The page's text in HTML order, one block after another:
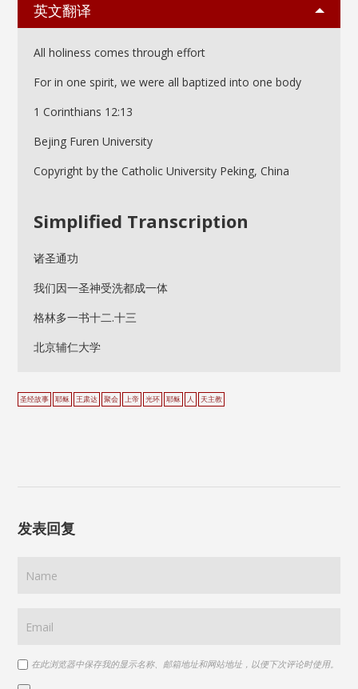
英文翻译
All holiness comes through effort
For in one spirit, we were all baptized into one body
1 Corinthians 12:13
Bejing Furen University
Copyright by the Catholic University Peking, China
Simplified Transcription
诸圣通功
我们因一圣神受洗都成一体
格林多一书十二.十三
北京辅仁大学
圣经故事 耶稣 王肃达 聚会 上帝 光环 耶稣 人 天主教
发表回复
在此浏览器中保存我的显示名称、邮箱地址和网站地址，以便下次评论时使用。